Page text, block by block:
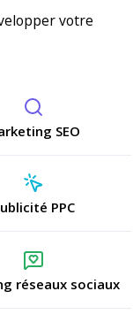
votre
SEO
PPC
réseaux sociaux